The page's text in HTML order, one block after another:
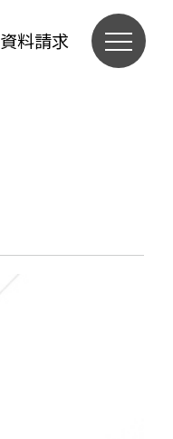
資料請求